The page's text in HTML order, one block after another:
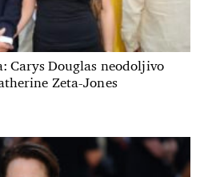
Douglas neodoljivo
Zeta-Jones